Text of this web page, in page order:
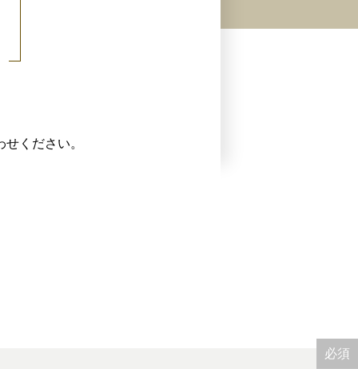
ください。
必須
必須
必須
必須
必須